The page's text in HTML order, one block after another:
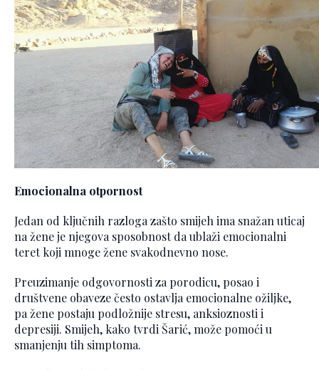
Emocionalna otpornost
Jedan od ključnih razloga zašto smijeh ima snažan uticaj
na žene je njegova sposobnost da ublaži emocionalni
teret koji mnoge žene svakodnevno nose.
Preuzimanje odgovornosti za porodicu, posao i
društvene obaveze često ostavlja emocionalne ožiljke,
pa žene postaju podložnije stresu, anksioznosti i
depresiji. Smijeh, kako tvrdi Šarić, može pomoći u
smanjenju tih simptoma.